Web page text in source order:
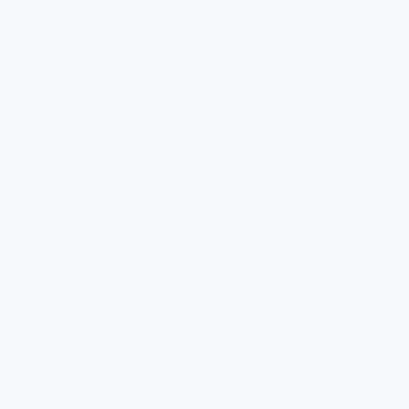
the chart can have up to 5 values: minimum, lower